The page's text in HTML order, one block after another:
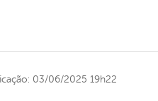
03/06/2025 19h22